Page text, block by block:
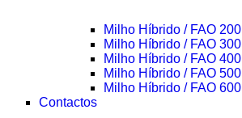
Milho Híbrido / FAO 200
Milho Híbrido / FAO 300
Milho Híbrido / FAO 400
Milho Híbrido / FAO 500
Milho Híbrido / FAO 600
Contactos